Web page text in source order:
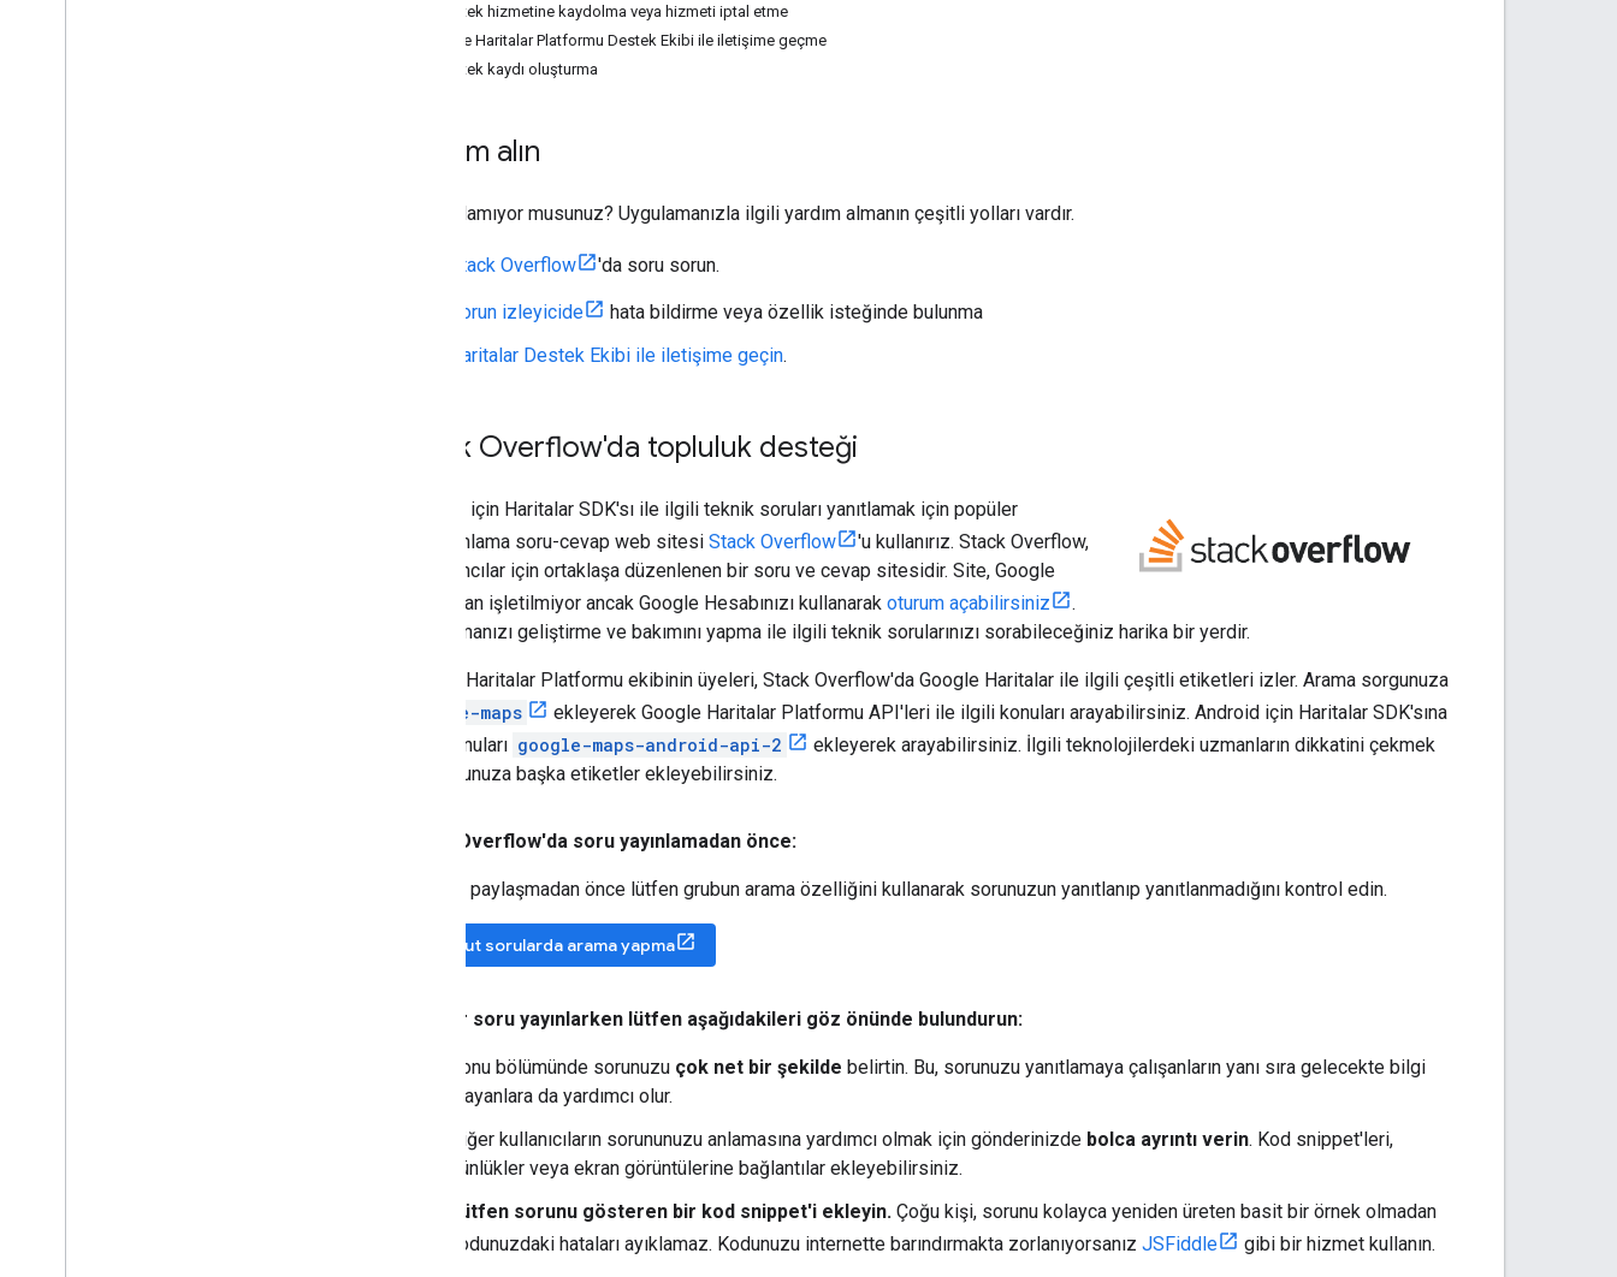
Destek hizmetine kaydolma veya hizmeti iptal etme
Google Haritalar Platformu Destek Ekibi ile iletişime geçme
Destek kaydı oluşturma
Yardım alın
Fikir bulamıyor musunuz? Uygulamanızla ilgili yardım almanın çeşitli yolları vardır.
Stack Overflow 'da soru sorun.
Sorun izleyicide
hata bildirme veya özellik isteğinde bulunma
Haritalar Destek Ekibi ile iletişime geçin.
Stack Overflow'da topluluk desteği
Android için Haritalar SDK'sı ile ilgili teknik soruları yanıtlamak için popüler
programlama soru-cevap web sitesi Stack Overflow
'u kullanırız. Stack Overflow,
programcılar için ortaklaşa düzenlenen bir soru ve cevap sitesidir. Site, Google
tarafından işletilmiyor ancak Google Hesabınızı kullanarak oturum açabilirsiniz
.
Uygulamanızı geliştirme ve bakımını yapma ile ilgili teknik sorularınızı sorabileceğiniz harika bir yerdir.
Google Haritalar Platformu ekibinin üyeleri, Stack Overflow'da Google Haritalar ile ilgili çeşitli etiketleri izler. Arama sorgunuza
google-maps
ekleyerek Google Haritalar Platformu API'leri ile ilgili konuları arayabilirsiniz. Android için Haritalar SDK'sına
özel konuları google-maps-android-api-2
ekleyerek arayabilirsiniz. İlgili teknolojilerdeki uzmanların dikkatini çekmek
için sorunuza başka etiketler ekleyebilirsiniz.
Stack Overflow'da soru yayınlamadan önce:
Gönderi paylaşmadan önce lütfen grubun arama özelliğini kullanarak sorunuzun yanıtlanıp yanıtlanmadığını kontrol edin.
Mevcut sorularda arama yapma
Yeni bir soru yayınlarken lütfen aşağıdakileri göz önünde bulundurun:
Konu bölümünde sorunuzu çok net bir şekilde belirtin. Bu, sorunuzu yanıtlamaya çalışanların yanı sıra gelecekte bilgi
arayanlara da yardımcı olur.
Diğer kullanıcıların sorununuzu anlamasına yardımcı olmak için gönderinizde bolca ayrıntı verin. Kod snippet'leri,
günlükler veya ekran görüntülerine bağlantılar ekleyebilirsiniz.
Lütfen sorunu gösteren bir kod snippet'i ekleyin. Çoğu kişi, sorunu kolayca yeniden üreten basit bir örnek olmadan
kodunuzdaki hataları ayıklamaz. Kodunuzu internette barındırmakta zorlanıyorsanız JSFiddle gibi bir hizmet kullanın.